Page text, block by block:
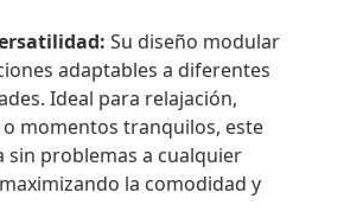
Su diseño modular
adaptables a diferentes
Ideal para relajación,
momentos tranquilos, este
sin problemas a cualquier
la comodidad y